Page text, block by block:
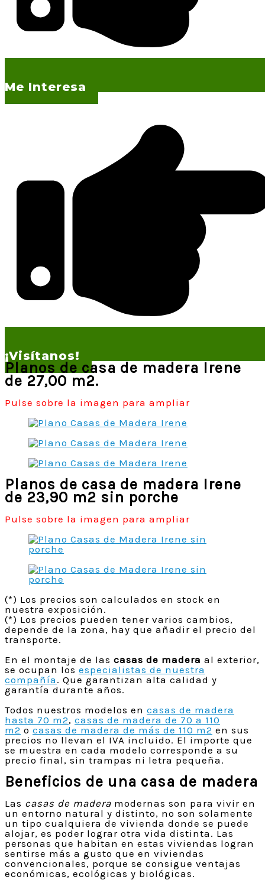
Me Interesa
¡Visítanos!
Planos de casa de madera Irene
de 27,00 m2.
Pulse sobre la imagen para ampliar
Planos de casa de madera Irene
de 23,90 m2 sin porche
Pulse sobre la imagen para ampliar
(*) Los precios son calculados en stock en
nuestra exposición.
(*) Los precios pueden tener varios cambios,
depende de la zona, hay que añadir el precio del
transporte.
En el montaje de las casas de madera al exterior,
se ocupan los especialistas de nuestra
compañía . Que garantizan alta calidad y
garantía durante años.
Todos nuestros modelos en casas de madera
hasta 70 m2, casas de madera de 70 a 110
m2 o casas de madera de más de 110 m2 en sus
precios no llevan el IVA incluido. El importe que
se muestra en cada modelo corresponde a su
precio final, sin trampas ni letra pequeña.
Beneficios de una casa de madera
Las casas de madera modernas son para vivir en
un entorno natural y distinto, no son solamente
un tipo cualquiera de vivienda donde se puede
alojar, es poder lograr otra vida distinta. Las
personas que habitan en estas viviendas logran
sentirse más a gusto que en viviendas
convencionales, porque se consigue ventajas
económicas, ecológicas y biológicas.